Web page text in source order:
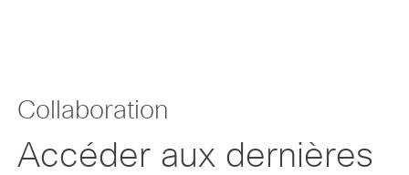
Collaboration
Accéder aux dernières